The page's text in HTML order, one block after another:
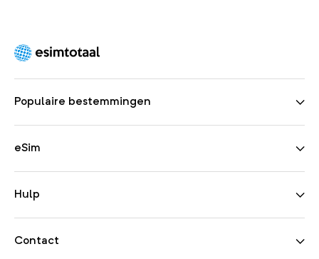
Populaire bestemmingen
eSim
Hulp
Contact